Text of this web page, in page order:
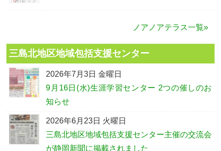
ノアノアテラス一覧»
三島北地区地域包括支援センター
2026年7月3日 金曜日
9月16日(水)生涯学習センター 2つの催しのお
知らせ
2026年6月23日 火曜日
三島北地区地域包括支援センター主催の交流会
が静岡新聞に掲載されました